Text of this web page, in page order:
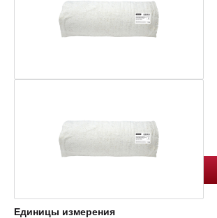
109.3
Единицы измерения